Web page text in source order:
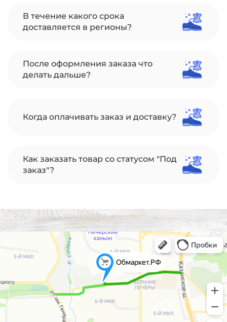
В течение какого срока
доставляется в регионы?
После оформления заказа что
делать дальше?
Когда оплачивать заказ и доставку?
Как заказать товар со статусом "Под
заказ"?